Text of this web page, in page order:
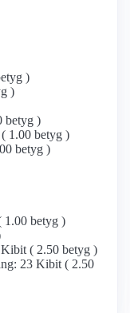
)
)
betyg )
1.00 betyg )
betyg )
1.00 betyg )
( 2.50 betyg )
23 Kibit ( 2.50